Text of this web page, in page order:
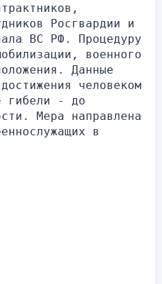
Росгвардии и
ВС РФ. Процедуру
военного
Данные
человеком
гибели - до
Мера направлена
в